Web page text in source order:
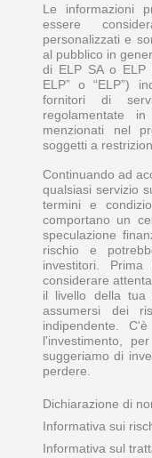
Le informazioni
essere
personalizzati e
al pubblico in
di ELP SA o ELP
ELP” o “ELP”)
fornitori di
regolamentate
menzionati nel
soggetti a
Continuando ad
qualsiasi servizio
termini e
comportano un
speculazione
rischio e
investitori.
considerare
il livello della tua
assumersi dei
indipendente.
l'investimento,
suggeriamo di
perdere.
Dichiarazione di
Informativa sui
Informativa sul